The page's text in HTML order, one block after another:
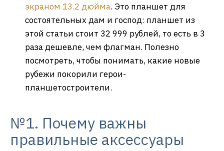
экраном 13.2 дюйма. Это планшет для
состоятельных дам и господ: планшет из
этой статьи стоит 32 999 рублей, то есть в 3
раза дешевле, чем флагман. Полезно
посмотреть, чтобы понимать, какие новые
рубежи покорили герои-
планшетостроители.
№1. Почему важны
правильные аксессуары